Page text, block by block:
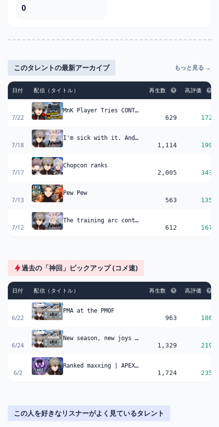
0
このタレントの最新アーカイブ もっと見る →
日付 配信（タイトル） 再生数 高評価
7/22
MnK Player Tries CONTROLLER for the FIRST TIME!! | Apex Legends
629 172
7/18
I'm sick with it. And by "it," I mean a cold ?
1,114 199
7/17
Chopcon ranks
2,005 343
7/13
Pew Pew
563 135
7/12
The training arc continues. Gonna GET GUD
612 167
過去の「神回」ピックアップ (コメ速)
日付 配信（タイトル） 再生数 高評価
6/22
PMA at the PMOF
963 186
6/24
New season, new joys to be found
1,329 219
6/2
Ranked maxxing | APEX Legends
1,724 235
この人を好きなリスナーがよく見ているタレント